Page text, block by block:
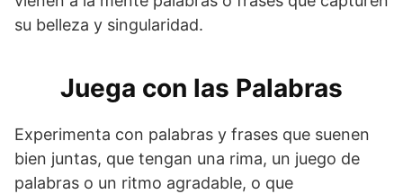
su belleza y singularidad.
Juega con las Palabras
Experimenta con palabras y frases que suenen
bien juntas, que tengan una rima, un juego de
palabras o un ritmo agradable, o que